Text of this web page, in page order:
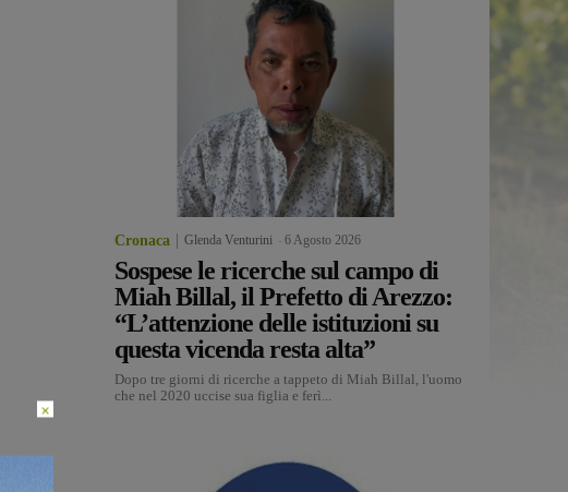
Cronaca Glenda Venturini 6 Agosto 2026
Sospese le ricerche sul campo di
Miah Billal, il Prefetto di Arezzo:
“L’attenzione delle istituzioni su
questa vicenda resta alta”
Dopo tre giorni di ricerche a tappeto di Miah Billal, l'uomo
che nel 2020 uccise sua figlia e ferì...
×